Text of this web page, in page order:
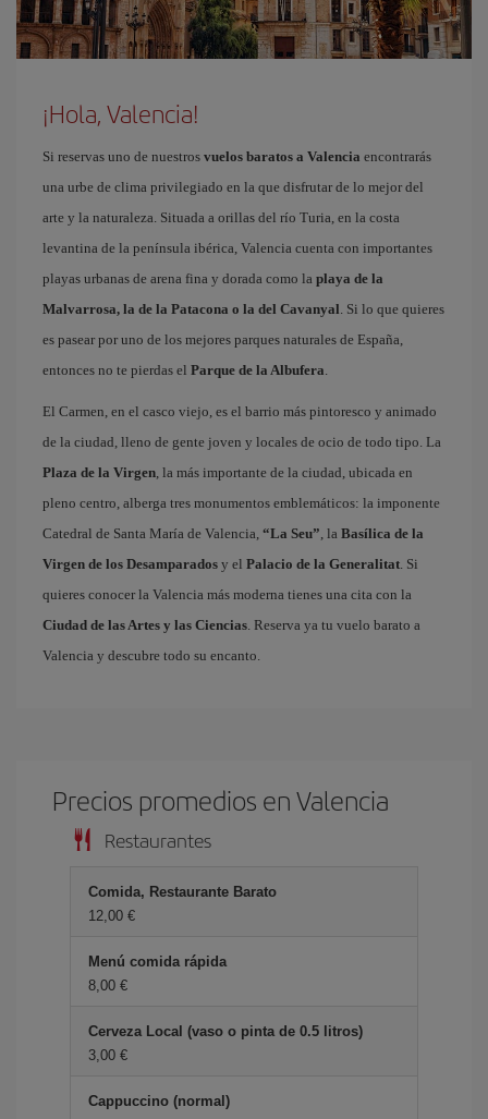
¡Hola, Valencia!
Si reservas uno de nuestros vuelos baratos a Valencia encontrarás
una urbe de clima privilegiado en la que disfrutar de lo mejor del
arte y la naturaleza. Situada a orillas del río Turia, en la costa
levantina de la península ibérica, Valencia cuenta con importantes
playas urbanas de arena fina y dorada como la playa de la
Malvarrosa, la de la Patacona o la del Cavanyal. Si lo que quieres
es pasear por uno de los mejores parques naturales de España,
entonces no te pierdas el Parque de la Albufera.
El Carmen, en el casco viejo, es el barrio más pintoresco y animado
de la ciudad, lleno de gente joven y locales de ocio de todo tipo. La
Plaza de la Virgen, la más importante de la ciudad, ubicada en
pleno centro, alberga tres monumentos emblemáticos: la imponente
Catedral de Santa María de Valencia, “La Seu”, la Basílica de la
Virgen de los Desamparados y el Palacio de la Generalitat. Si
quieres conocer la Valencia más moderna tienes una cita con la
Ciudad de las Artes y las Ciencias. Reserva ya tu vuelo barato a
Valencia y descubre todo su encanto.
Precios promedios en Valencia
Restaurantes
Comida, Restaurante Barato
12,00 €
Menú comida rápida
8,00 €
Cerveza Local (vaso o pinta de 0.5 litros)
3,00 €
Cappuccino (normal)